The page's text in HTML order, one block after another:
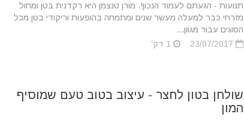
תנועות - הגעתם לעמוד הנכון!. מורן טנצמן היא רקדנית בטן ומחול
מזרחי כבר למעלה מעשר שנים ומתמחה בהופעות וריקודי בטן מכל
הסוגים עבור מגוון...
שולחן בטון לחצר - עיצוב בטוב טעם שמוסיף
המון